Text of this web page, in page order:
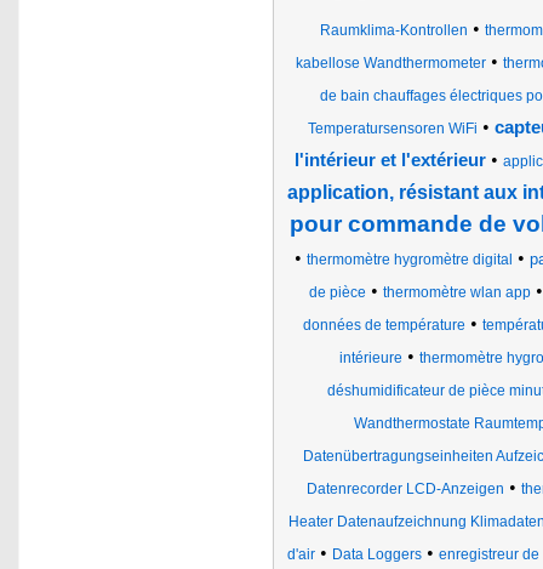
Raumklima-Kontrollen •
kabellose Wandthermometer •
de bain chauffages électriques
Temperatursensoren WiFi •
l'intérieur et l'extérieur•
application, résistant aux
pour commande de
• thermomètre hygromètre digital •
de pièce • thermomètre wlan app
données de température •
intérieure • thermomètre
déshumidificateur de pièce
Wandthermostate
Datenübertragungseinheiten
Datenrecorder LCD-Anzeigen •
Heater Datenaufzeichnung
d'air • Data Loggers • enregistreur